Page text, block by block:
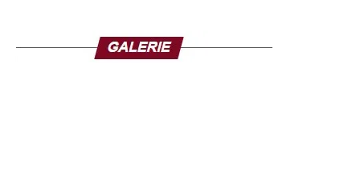
l’armée joue un rôle central dans la vie politique
guinéenne depuis le coup d’État de septembre 2021 en